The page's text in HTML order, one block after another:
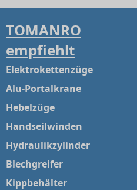
TOMANRO
empfiehlt
Elektrokettenzüge
Alu-Portalkrane
Hebelzüge
Handseilwinden
Hydraulikzylinder
Blechgreifer
Kippbehälter